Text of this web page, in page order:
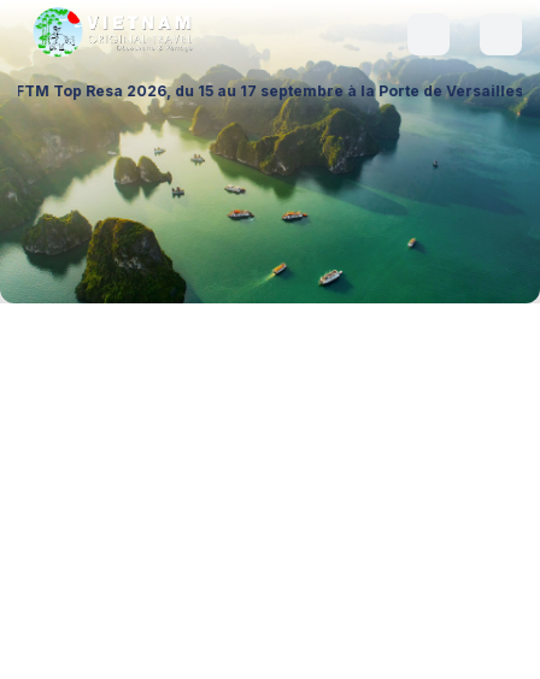
du 15 au 17 septembre à la Porte de Versailles (Hall 1 – Stand